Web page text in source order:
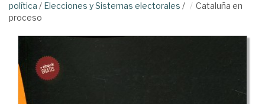
política / Elecciones y Sistemas electorales /
Cataluña en
proceso